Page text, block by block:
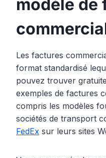
modèle de
Les factures
format standardisé
pouvez trouver
exemples de factures
compris les modèles
sociétés de transport
FedEx sur leurs sites